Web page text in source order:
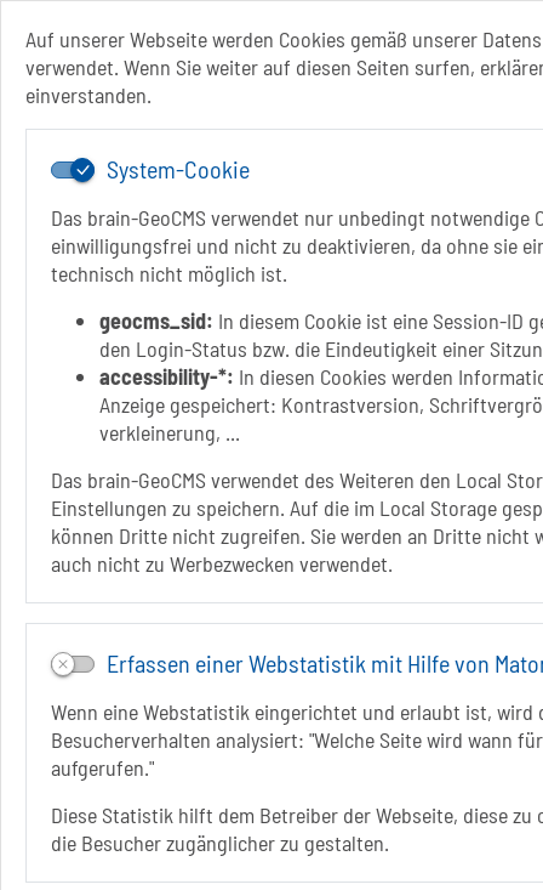
Auf unserer Webseite werden Cookies gemäß unserer
verwendet. Wenn Sie weiter auf diesen Seiten surfen,
einverstanden.
System-Cookie
Das brain-GeoCMS verwendet nur unbedingt notwendige
einwilligungsfrei und nicht zu deaktivieren, da ohne sie
technisch nicht möglich ist.
geocms_sid: In diesem Cookie ist eine Session-ID
den Login-Status bzw. die Eindeutigkeit einer
accessibility-*: In diesen Cookies werden
Anzeige gespeichert: Kontrastversion,
verkleinerung, ...
Das brain-GeoCMS verwendet des Weiteren den Local
Einstellungen zu speichern. Auf die im Local Storage
können Dritte nicht zugreifen. Sie werden an Dritte nicht
auch nicht zu Werbezwecken verwendet.
Erfassen einer Webstatistik mit Hilfe von
Wenn eine Webstatistik eingerichtet und erlaubt ist, wird
Besucherverhalten analysiert: "Welche Seite wird wann
aufgerufen."
Diese Statistik hilft dem Betreiber der Webseite, diese
die Besucher zugänglicher zu gestalten.